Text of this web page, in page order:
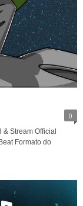
0
& Stream Official
Formato do